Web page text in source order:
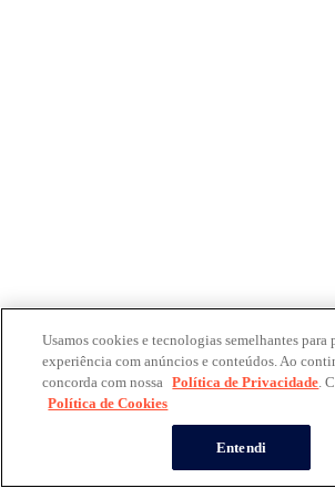
Usamos cookies e tecnologias semelhantes para
experiência com anúncios e conteúdos. Ao
concorda com nossa Política de Privacidade.
Política de Cookies
Entendi